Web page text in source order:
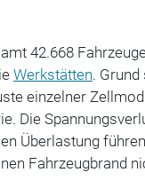
42.668
Werkstätten.
einzelner
Die
Überlastung
Fahrzeugbrand